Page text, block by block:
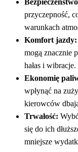
przyczepność,
warunkach
Komfort jazdy:
mogą znacznie
hałas i wibracje.
Ekonomię
wpłynąć na
kierowców
Trwałość:
się do ich
mniejsze